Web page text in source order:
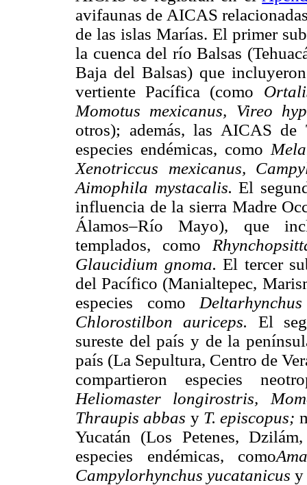
avifaunas de AICAS
de las islas Marías. El primer
la cuenca del río Balsas
Baja del Balsas) que
vertiente Pacífica (como
Momotus mexicanus, Vireo
otros); además, las AICAS de
especies endémicas, como
Xenotriccus mexicanus,
Aimophila mystacalis.El
influencia de la sierra Madre
Álamos–Río Mayo), que
templados, como
Glaucidium gnoma.El tercer
del Pacífico (Manialtepec,
especies como
Chlorostilbon auriceps. El
sureste del país y de la
país (La Sepultura, Centro de
compartieron especies
Heliomaster longirostris,
Thraupis abbas y T. episcopus;
Yucatán (Los Petenes,
especies endémicas, como
Campylorhynchus yucatanicus y